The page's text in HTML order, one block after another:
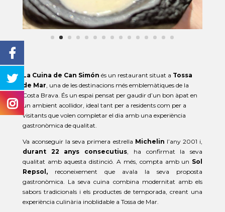
La Cuina de Can Simón és un restaurant situat a Tossa
de Mar, una de les destinacions més emblemàtiques de la
Costa Brava. És un espai pensat per gaudir d’un bon àpat en
un ambient acollidor, ideal tant per a residents com per a
visitants que volen completar el dia amb una experiència
gastronòmica de qualitat.
Va aconseguir la seva primera estrella Michelin l’any 2001 i,
durant 22 anys consecutius, ha confirmat la seva
qualitat amb aquesta distinció. A més, compta amb un Sol
Repsol,reconeixement que avala la seva proposta
gastronòmica. La seva cuina combina modernitat amb els
sabors tradicionals i els productes de temporada, creant una
experiència culinària inoblidable a Tossa de Mar.